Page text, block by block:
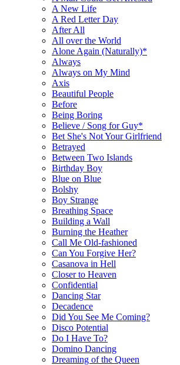
A New Life
A Red Letter Day
After All
All over the World
Alone Again (Naturally)*
Always
Always on My Mind
Axis
Beautiful People
Before
Being Boring
Believe / Song for Guy*
Bet She's Not Your Girlfriend
Betrayed
Between Two Islands
Birthday Boy
Blue on Blue
Bolshy
Boy Strange
Breathing Space
Building a Wall
Burning the Heather
Call Me Old-fashioned
Can You Forgive Her?
Casanova in Hell
Closer to Heaven
Confidential
Dancing Star
Decadence
Did You See Me Coming?
Disco Potential
Do I Have To?
Domino Dancing
Dreaming of the Queen